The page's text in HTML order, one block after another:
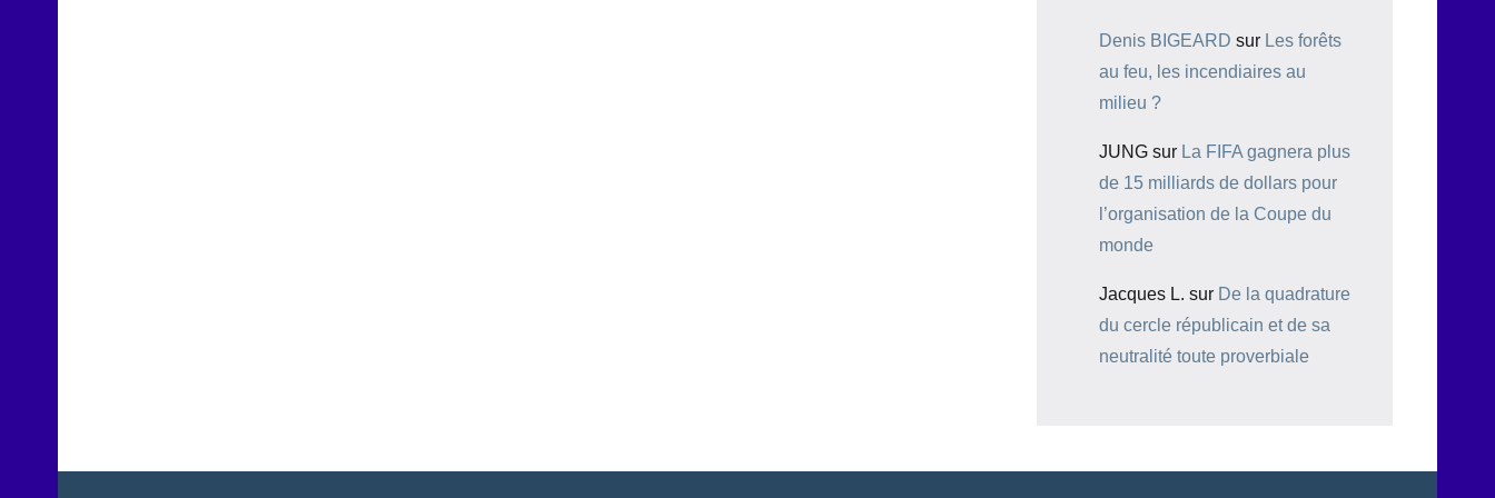
Denis BIGEARD sur Les forêts
au feu, les incendiaires au
milieu ?
JUNG sur La FIFA gagnera plus
de 15 milliards de dollars pour
l’organisation de la Coupe du
monde
Jacques L. sur De la quadrature
du cercle républicain et de sa
neutralité toute proverbiale